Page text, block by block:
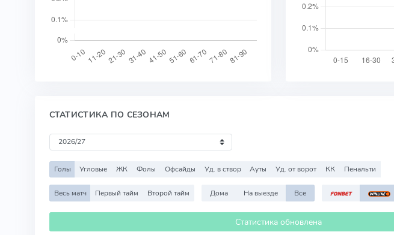
СТАТИСТИКА ПО СЕЗОНАМ
Голы Угловые ЖК Фолы Офсайды Уд. в створ Ауты Уд. от ворот КК Пенальти
Весь матч Первый тайм Второй тайм Дома На выезде Все
Статистика обновлена